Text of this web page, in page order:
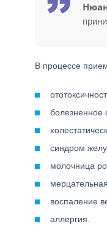
В процессе
болезненное
синдром
молочница
воспаление
аллергия.